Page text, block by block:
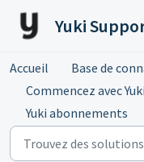
Yuki
Accueil
Base de
Commencez avec
Yuki abonnements